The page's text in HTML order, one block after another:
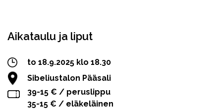
Aikataulu ja liput
to 18.9.2025 klo 18.30
Sibeliustalon Pääsali
39-15 € / peruslippu
35-15 € / eläkeläinen